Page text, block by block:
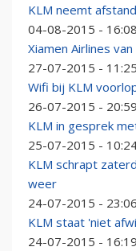
KLM neemt
04-08-2015 - 16:08
Xiamen Airlines
27-07-2015 - 11:25
Wifi bij KLM
26-07-2015 - 20:59
KLM in gesprek
25-07-2015 -
KLM schrapt
weer
24-07-2015 - 23:06
KLM staat 'niet
24-07-2015 - 16:19